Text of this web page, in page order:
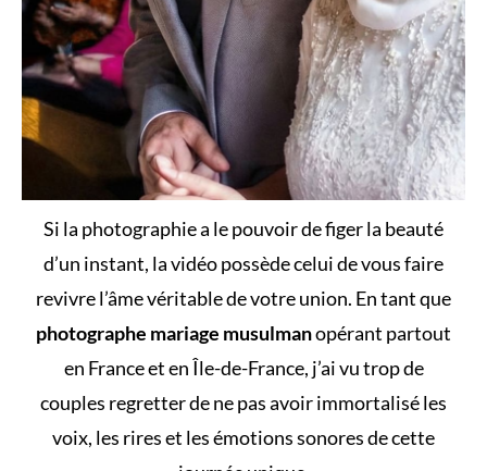
Si la photographie a le pouvoir de figer la beauté
d’un instant, la vidéo possède celui de vous faire
revivre l’âme véritable de votre union. En tant que
photographe mariage musulmanopérant partout
en France et en Île-de-France, j’ai vu trop de
couples regretter de ne pas avoir immortalisé les
voix, les rires et les émotions sonores de cette